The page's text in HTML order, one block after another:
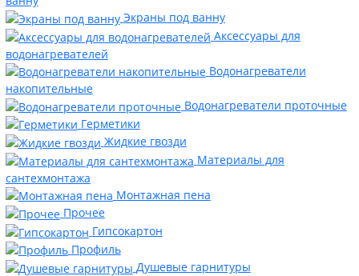
Экраны под ванну
Аксессуары для
водонагревателей
Водонагреватели
накопительные
Водонагреватели проточные
Герметики
Жидкие гвозди
Материалы для
сантехмонтажа
Монтажная пена
Прочее
Гипсокартон
Профиль
Душевые гарнитуры